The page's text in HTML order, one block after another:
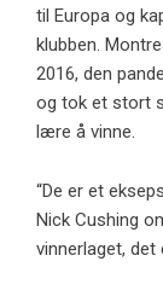
til Europa og
klubben.
2016, den
og tok et stort
lære å vinne.
“De er et
Nick Cushing
vinnerlaget, det